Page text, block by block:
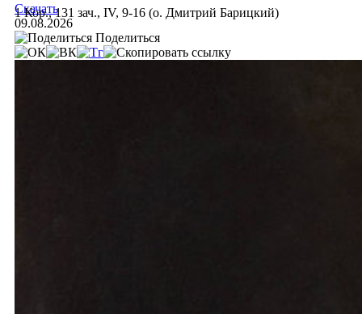
1 Кор., 131 зач., IV, 9-16 (о. Дмитрий Барицкий)
Скачать
09.08.2026
Поделиться